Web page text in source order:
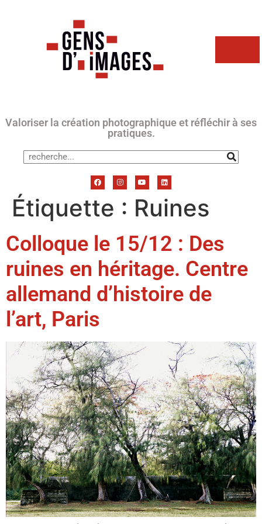
Valoriser la création photographique et réfléchir à ses
pratiques.
Étiquette : Ruines
Colloque le 15/12 : Des
ruines en héritage. Centre
allemand d’histoire de
l’art, Paris